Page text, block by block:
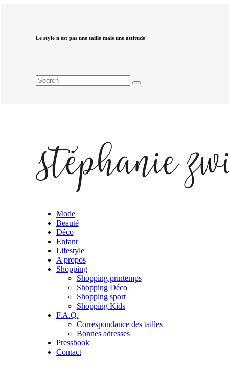
Le style n'est pas une taille mais une attitude
Mode
Beauté
Déco
Enfant
Lifestyle
A propos
Shopping
Shopping printemps
Shopping Déco
Shopping sport
Shopping Kids
F.A.Q.
Correspondance des tailles
Bonnes adresses
Pressbook
Contact